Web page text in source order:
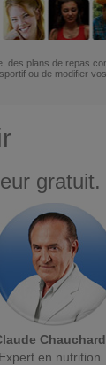
des plans de repas
ou de modifier
gratuit.
Chauchard
Expert en nutrition